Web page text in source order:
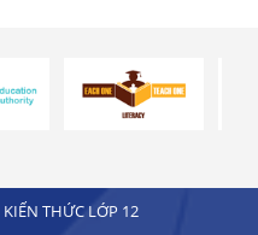
KIẾN THỨC LỚP 12